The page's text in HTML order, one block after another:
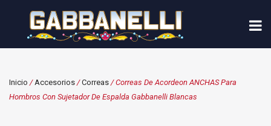
Inicio /Accesorios /Correas / Correas De Acordeon ANCHAS Para
Hombros Con Sujetador De Espalda Gabbanelli Blancas